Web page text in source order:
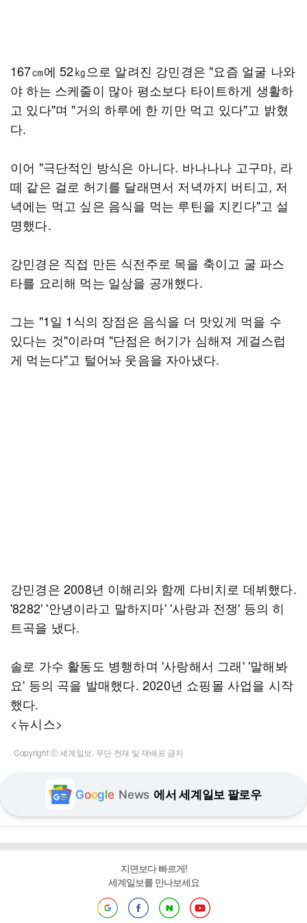
167㎝에 52㎏으로 알려진 강민경은 "요즘 얼굴 나와
야 하는 스케줄이 많아 평소보다 타이트하게 생활하
고 있다"며 "거의 하루에 한 끼만 먹고 있다"고 밝혔
다.
이어 "극단적인 방식은 아니다. 바나나나 고구마, 라
떼 같은 걸로 허기를 달래면서 저녁까지 버티고, 저
녁에는 먹고 싶은 음식을 먹는 루틴을 지킨다"고 설
명했다.
강민경은 직접 만든 식전주로 목을 축이고 굴 파스
타를 요리해 먹는 일상을 공개했다.
그는 "1일 1식의 장점은 음식을 더 맛있게 먹을 수
있다는 것"이라며 "단점은 허기가 심해져 게걸스럽
게 먹는다"고 털어놔 웃음을 자아냈다.
강민경은 2008년 이해리와 함께 다비치로 데뷔했다.
'8282' '안녕이라고 말하지마' '사랑과 전쟁' 등의 히
트곡을 냈다.
솔로 가수 활동도 병행하며 '사랑해서 그래' '말해봐
요' 등의 곡을 발매했다. 2020년 쇼핑몰 사업을 시작
했다.
<뉴시스>
Copyright ⓒ 세계일보. 무단 전재 및 재배포 금지
Google News 에서 세계일보 팔로우
지면보다 빠르게!
세계일보를 만나보세요